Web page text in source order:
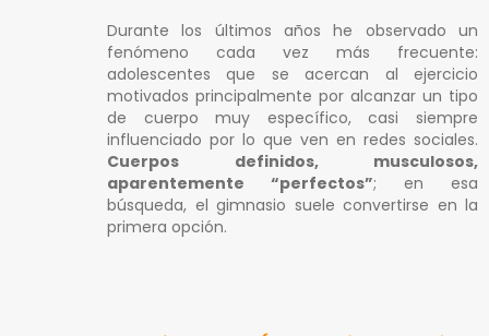
Durante los últimos años he observado un
fenómeno cada vez más frecuente:
adolescentes que se acercan al ejercicio
motivados principalmente por alcanzar un tipo
de cuerpo muy específico, casi siempre
influenciado por lo que ven en redes sociales.
Cuerpos definidos, musculosos,
aparentemente “perfectos”; en esa
búsqueda, el gimnasio suele convertirse en la
primera opción.